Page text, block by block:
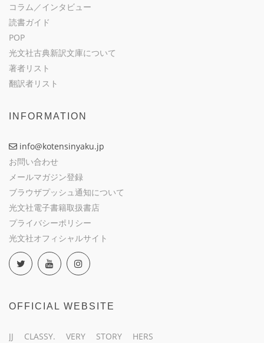
コラム／インタビュー
読書ガイド
POP
光文社古典新訳文庫について
著者リスト
翻訳者リスト
INFORMATION
info@kotensinyaku.jp
お問い合わせ
メールマガジン登録
ブラウザプッシュ通知について
光文社電子書籍取扱書店
プライバシーポリシー
光文社オフィシャルサイト
OFFICIAL WEBSITE
JJ CLASSY. VERY STORY HERS